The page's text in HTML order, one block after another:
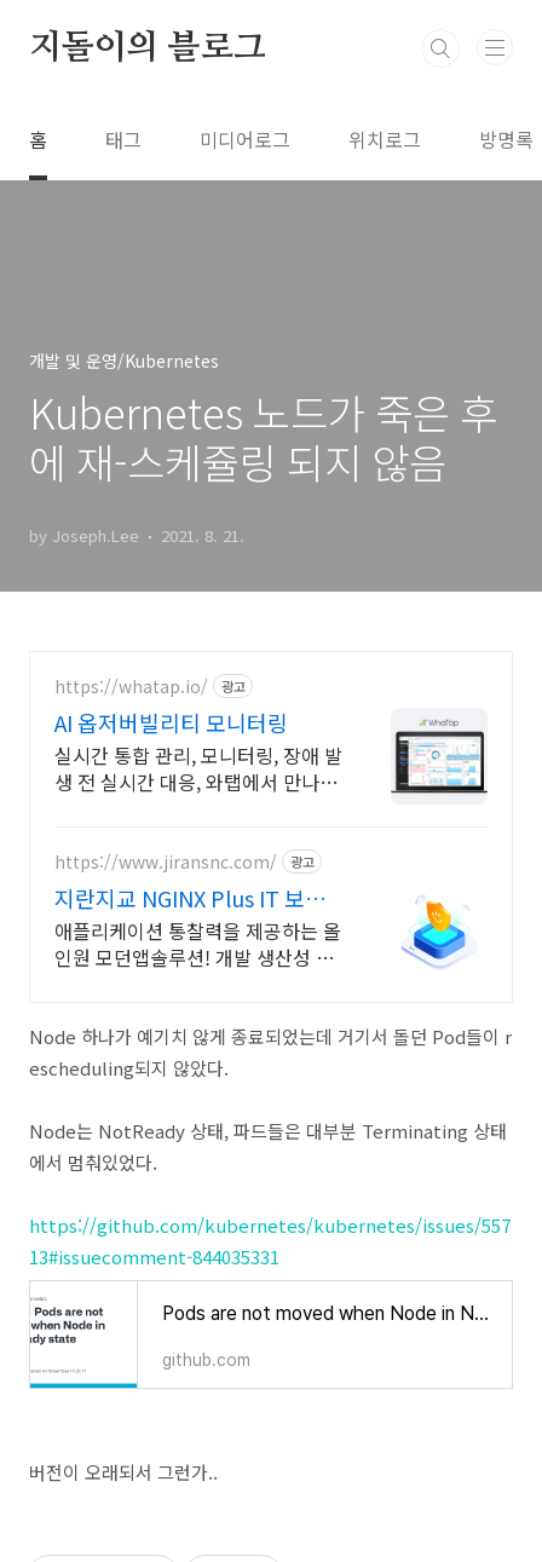
지돌이의 블로그
홈 태그 미디어로그 위치로그 방명록
개발 및 운영/Kubernetes
Kubernetes 노드가 죽은 후
에 재-스케쥴링 되지 않음
by Joseph.Lee 2021. 8. 21.
https://whatap.io/ 광고
AI 옵저버빌리티 모니터링
실시간 통합 관리, 모니터링, 장애 발
생 전 실시간 대응, 와탭에서 만나보
https://www.jiransnc.com/ 광고
지란지교 NGINX Plus IT 보안
솔루션 전문기업
애플리케이션 통찰력을 제공하는 올
인원 모던앱솔루션! 개발 생산성 증
Node 하나가 예기치 않게 종료되었는데 거기서 돌던 Pod들이 r
escheduling되지 않았다.
Node는 NotReady 상태, 파드들은 대부분 Terminating 상태
에서 멈춰있었다.
https://github.com/kubernetes/kubernetes/issues/557
13#issuecomment-844035331
Pods are not moved when Node in NotReady state · Issue #55713 · kubernetes/kubernetes
github.com
버전이 오래되서 그런가..